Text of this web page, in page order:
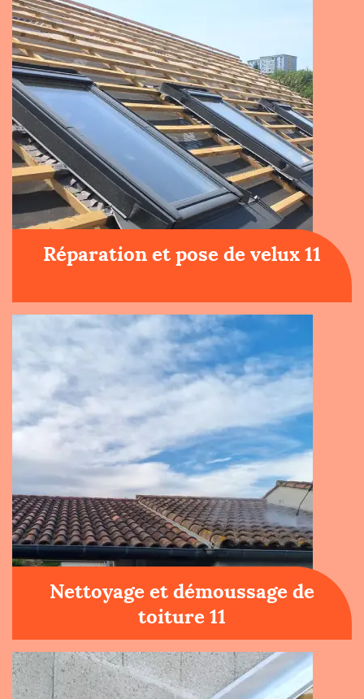
Réparation et pose de velux 11
Nettoyage et démoussage de
toiture 11